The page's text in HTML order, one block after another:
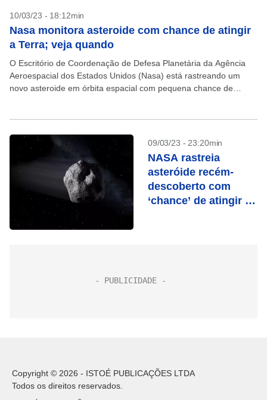
10/03/23 - 18:12min
Nasa monitora asteroide com chance de atingir
a Terra; veja quando
O Escritório de Coordenação de Defesa Planetária da Agência
Aeroespacial dos Estados Unidos (Nasa) está rastreando um
novo asteroide em órbita espacial com pequena chance de
09/03/23 - 23:20min
NASA rastreia
asteróide recém-
descoberto com
‘chance’ de atingir a
Copyright © 2026 - ISTOÉ PUBLICAÇÕES LTDA
Todos os direitos reservados.